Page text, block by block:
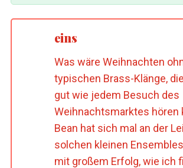
eins
Was wäre Weihnachten
typischen Brass-Klänge,
gut wie jedem Besuch des
Weihnachtsmarktes hören
Bean hat sich mal an der
solchen kleinen
mit großem Erfolg, wie ich